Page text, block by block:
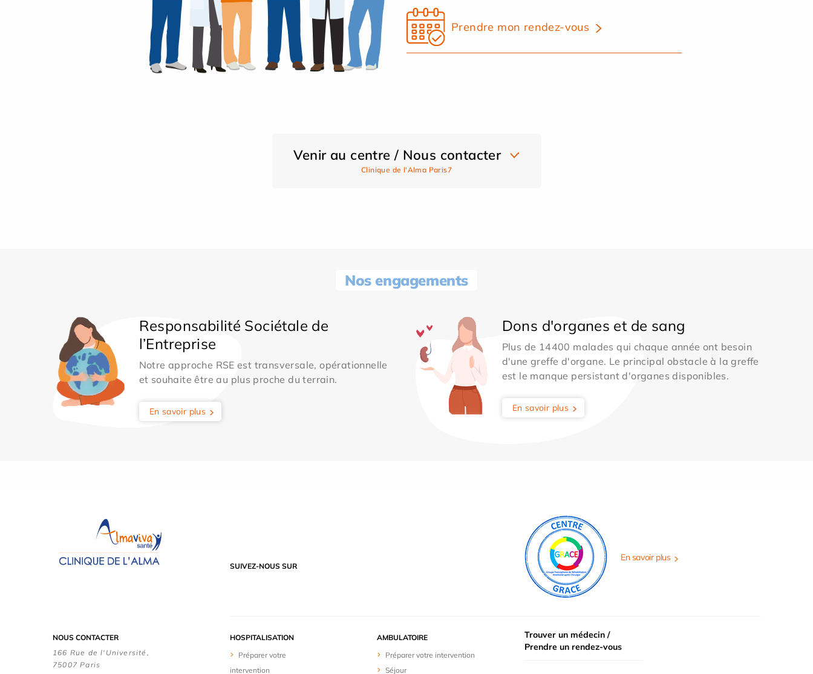
Prendre mon rendez-vous
Venir au centre / Nous contacter
Clinique de l'Alma Paris7
Nos engagements
Responsabilité Sociétale de
l’Entreprise
Notre approche RSE est transversale, opérationnelle
et souhaite être au plus proche du terrain.
En savoir plus
Dons d'organes et de sang
Plus de 14400 malades qui chaque année ont besoin
d'une greffe d'organe. Le principal obstacle à la greffe
est le manque persistant d'organes disponibles.
En savoir plus
SUIVEZ-NOUS SUR
En savoir plus
NOUS CONTACTER
166 Rue de l'Université,
75007 Paris
HOSPITALISATION
Préparer votre
intervention
AMBULATOIRE
Préparer votre intervention
Séjour
Trouver un médecin /
Prendre un rendez-vous